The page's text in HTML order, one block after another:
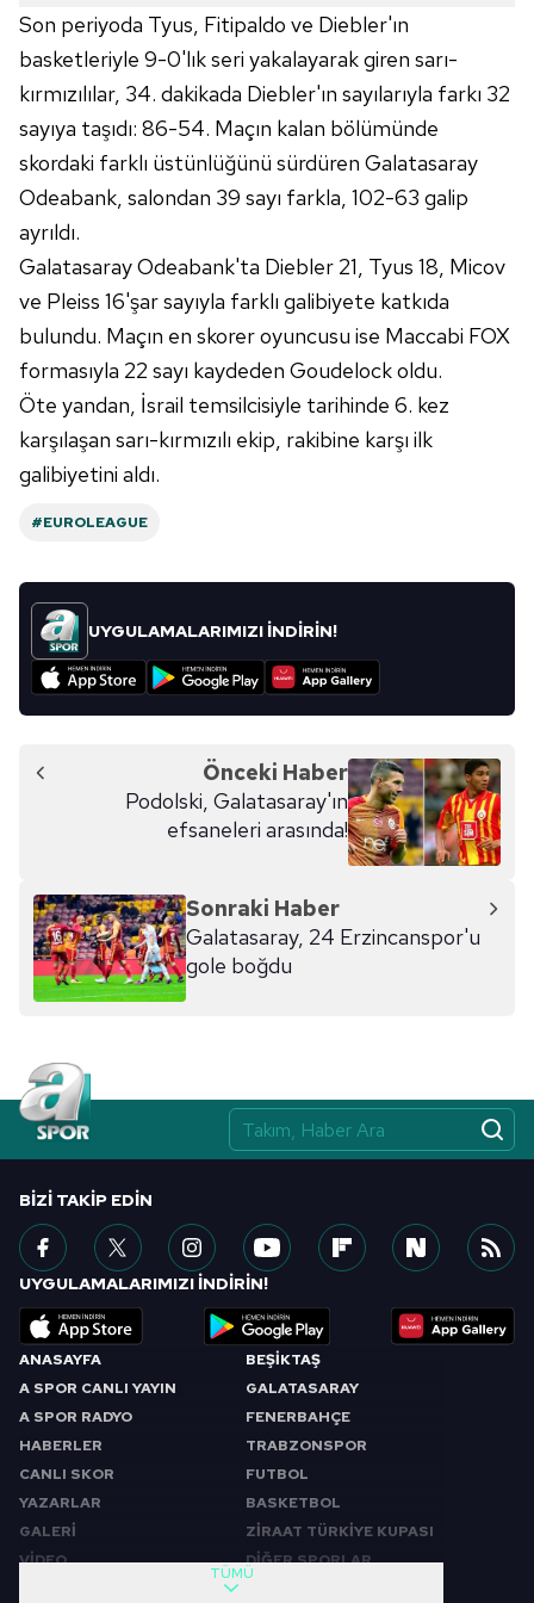
vasıtasıyla belirleyebilirsiniz. Çerezlere ilişkin detaylı bilgi
için Ayarlar butonuna tıklayabilir,Çerez Bilgilendirme
Metnimiziziyaret edebilirsiniz.
6698 sayılı Kişisel Verilerin Korunması Kanunu uyarınca
hazırlanmış Aydınlatma Metnimizi okumak ve sitemizde
ilgili mevzuata uygun olarak kullanılan çerezlerle ilgili bilgi
almak için lütfen
Son periyoda Tyus, Fitipaldo ve Diebler'ın
basketleriyle 9-0'lık seri yakalayarak giren sarı-
kırmızılılar, 34. dakikada Diebler'ın sayılarıyla farkı 32
sayıya taşıdı: 86-54. Maçın kalan bölümünde
skordaki farklı üstünlüğünü sürdüren Galatasaray
Odeabank, salondan 39 sayı farkla, 102-63 galip
ayrıldı.
Galatasaray Odeabank'ta Diebler 21, Tyus 18, Micov
ve Pleiss 16'şar sayıyla farklı galibiyete katkıda
bulundu. Maçın en skorer oyuncusu ise Maccabi FOX
formasıyla 22 sayı kaydeden Goudelock oldu.
Öte yandan, İsrail temsilcisiyle tarihinde 6. kez
karşılaşan sarı-kırmızılı ekip, rakibine karşı ilk
galibiyetini aldı.
#EUROLEAGUE
UYGULAMALARIMIZI İNDİRİN!
Önceki Haber
Podolski, Galatasaray'ın
efsaneleri arasında!
Sonraki Haber
Galatasaray, 24 Erzincanspor'u
gole boğdu
ANASAYFA
A SPOR CANLI YAYIN
A SPOR RADYO
HABERLER
CANLI SKOR
YAZARLAR
GALERİ
VİDEO
BEŞİKTAŞ
GALATASARAY
FENERBAHÇE
TRABZONSPOR
FUTBOL
BASKETBOL
ZİRAAT TÜRKİYE KUPASI
DİĞER SPORLAR
TÜMÜ
BIZI TAKIP EDIN
UYGULAMALARIMIZI İNDİRİN!